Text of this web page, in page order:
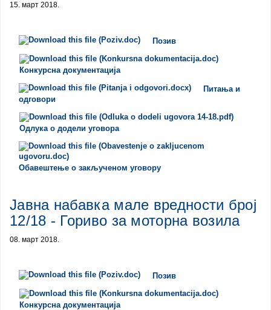
15. март 2018.
Позив
Конкурсна документација
Питања и
одговори
Одлука о додели уговора
Обавештење о закљученом уговору
Јавна набавка мале вредности број
12/18 - Гориво за моторна возила
08. март 2018.
Позив
Конкурсна документација